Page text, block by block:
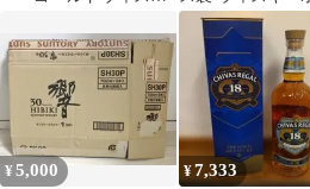
セット
ガラス瓶 新品
¥5,000 ¥7,333